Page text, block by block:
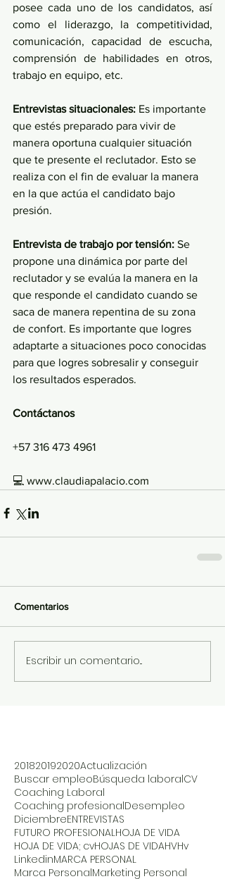
posee cada uno de los candidatos, así
como el liderazgo, la competitividad,
comunicación, capacidad de escucha,
comprensión de habilidades en otros,
trabajo en equipo, etc.
Entrevistas situacionales: Es importante
que estés preparado para vivir de
manera oportuna cualquier situación
que te presente el reclutador. Esto se
realiza con el fin de evaluar la manera
en la que actúa el candidato bajo
presión.
Entrevista de trabajo por tensión: Se
propone una dinámica por parte del
reclutador y se evalúa la manera en la
que responde el candidato cuando se
saca de manera repentina de su zona
de confort. Es importante que logres
adaptarte a situaciones poco conocidas
para que logres sobresalir y conseguir
los resultados esperados.
Contáctanos
+57 316 473 4961
💻 www.claudiapalacio.com
Comentarios
Escribir un comentario...
201820192020Actualización
Buscar empleoBúsqueda laboralCV
Coaching Laboral
Coaching profesionalDesempleo
DiciembreENTREVISTAS
FUTURO PROFESIONALHOJA DE VIDA
HOJA DE VIDA; cvHOJAS DE VIDAHVHv
LinkedinMARCA PERSONAL
Marca PersonalMarketing Personal